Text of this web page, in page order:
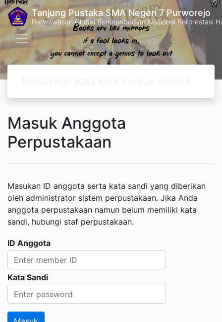
Tanjung Pustaka SMA Negeri 7 Purworejo
Berwawasan Global Berkepribadian Nasional Berprestasi
Masuk Anggota
Perpustakaan
Masukan ID anggota serta kata sandi yang diberikan
oleh administrator sistem perpustakaan. Jika Anda
anggota perpustakaan namun belum memiliki kata
sandi, hubungi staf perpustakaan.
ID Anggota
Kata Sandi